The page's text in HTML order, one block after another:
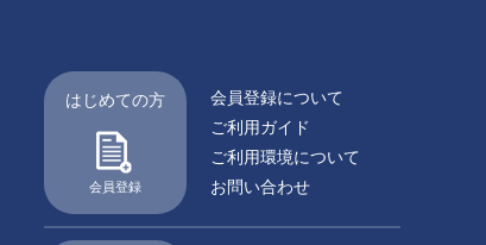
はじめての方
会員登録
会員登録について
ご利用ガイド
ご利用環境について
お問い合わせ